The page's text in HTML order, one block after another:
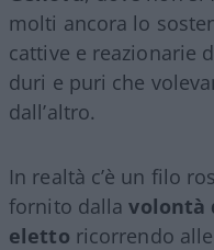
molti ancora lo
cattive e reazionarie
duri e puri che
dall’altro.
In realtà c’è un filo
fornito dallavolontà
eletto ricorrendo